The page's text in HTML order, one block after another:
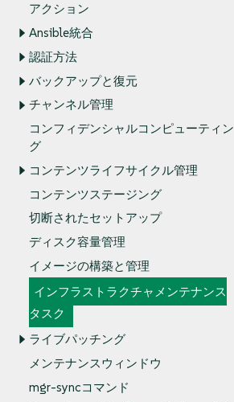
アクション
Ansible統合
認証方法
バックアップと復元
チャンネル管理
コンフィデンシャルコンピューティン
グ
コンテンツライフサイクル管理
コンテンツステージング
切断されたセットアップ
ディスク容量管理
イメージの構築と管理
インフラストラクチャメンテナンス
タスク
ライブパッチング
メンテナンスウィンドウ
mgr-syncコマンド